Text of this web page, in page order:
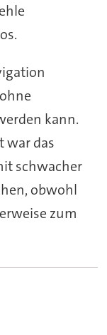
kann.
war das
schwacher
obwohl
zum